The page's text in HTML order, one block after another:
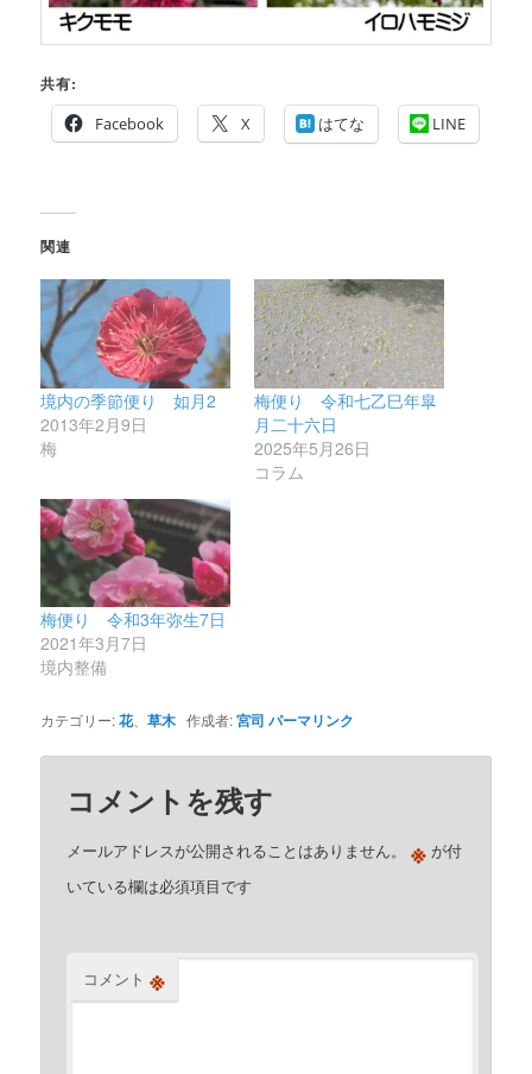
共有:
Facebook
X はてな LINE
関連
境内の季節便り 如月2
2013年2月9日
梅
梅便り 令和七乙巳年皐
月二十六日
2025年5月26日
コラム
梅便り 令和3年弥生7日
2021年3月7日
境内整備
カテゴリー:花、草木 作成者:宮司 パーマリンク
コメントを残す
メールアドレスが公開されることはありません。 ※ が付
いている欄は必須項目です
コメント ※